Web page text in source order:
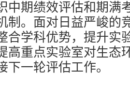
中期绩效评估和期满
制。面对日益严峻的
合学科优势，提升实
高重点实验室对生态
下一轮评估工作。